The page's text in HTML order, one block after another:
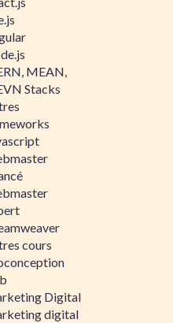
MEAN,
Stacks
cours
Digital
digital